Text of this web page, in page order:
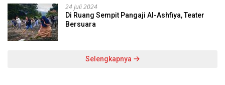
24 Juli 2024
Di Ruang Sempit Pangaji Al-Ashfiya, Teater
Bersuara
Selengkapnya